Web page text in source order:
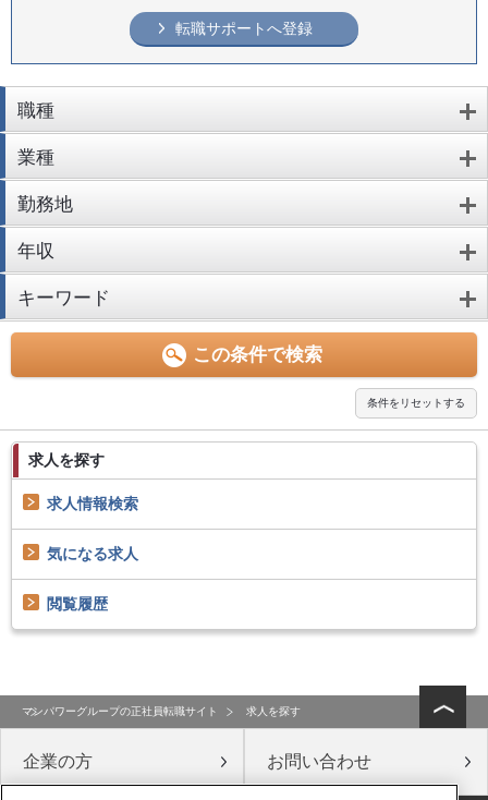
転職サポートへ登録
職種
業種
勤務地
年収
キーワード
求人を探す
求人情報検索
気になる求人
閲覧履歴
マンパワーグループの正社員転職サイト 求人を探す
企業の方 お問い合わせ